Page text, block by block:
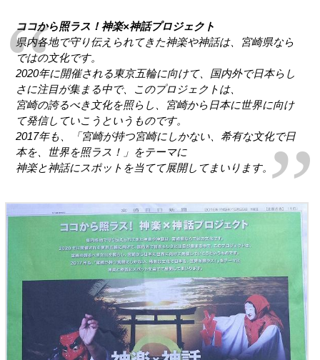
ココから照ラス！神楽×神話プロジェクト
県内各地で守り伝えられてきた神楽や神話は、宮崎県なら
ではの文化です。
2020年に開催される東京五輪に向けて、国内外で日本らし
さに注目が集まる中で、このプロジェクトは、
宮崎の誇るべき文化を照らし、宮崎から日本に世界に向け
て発信していこうというものです。
2017年も、「宮崎が持つ宮崎にしかない、希有な文化で日
本を、世界を照ラス！」をテーマに
神楽と神話にスポットを当てて展開してまいります。